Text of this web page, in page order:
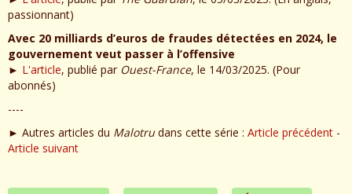
passionnant)
Avec 20 milliards d’euros de fraudes détectées en 2024, le
gouvernement veut passer à l’offensive
► L'article, publié par Ouest-France, le 14/03/2025. (Pour
abonnés)
----
► Autres articles du Malotrudans cette série : Article précédent -
Article suivant